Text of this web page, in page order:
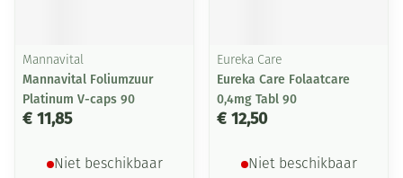
Mannavital
Mannavital Foliumzuur
Platinum V-caps 90
€ 11,85
Niet beschikbaar
Eureka Care
Eureka Care Folaatcare
0,4mg Tabl 90
€ 12,50
Niet beschikbaar